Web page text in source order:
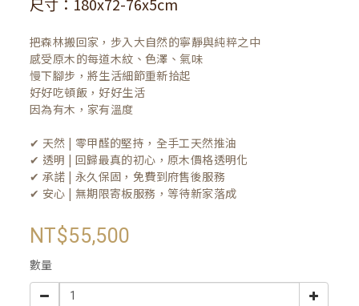
把森林搬回家，步入大自然的寧靜與純粹之中
感受原木的每道木紋、色澤、氣味
慢下腳步，將生活細節重新拾起
好好吃頓飯，好好生活
因為有木，家有溫度
✔ 天然 | 零甲醛的堅持，全手工天然推油
✔ 透明 | 回歸最真的初心，原木價格透明化
✔ 承諾 | 永久保固，免費到府售後服務
✔ 安心 | 無期限寄板服務，等待新家落成
NT$55,500
數量